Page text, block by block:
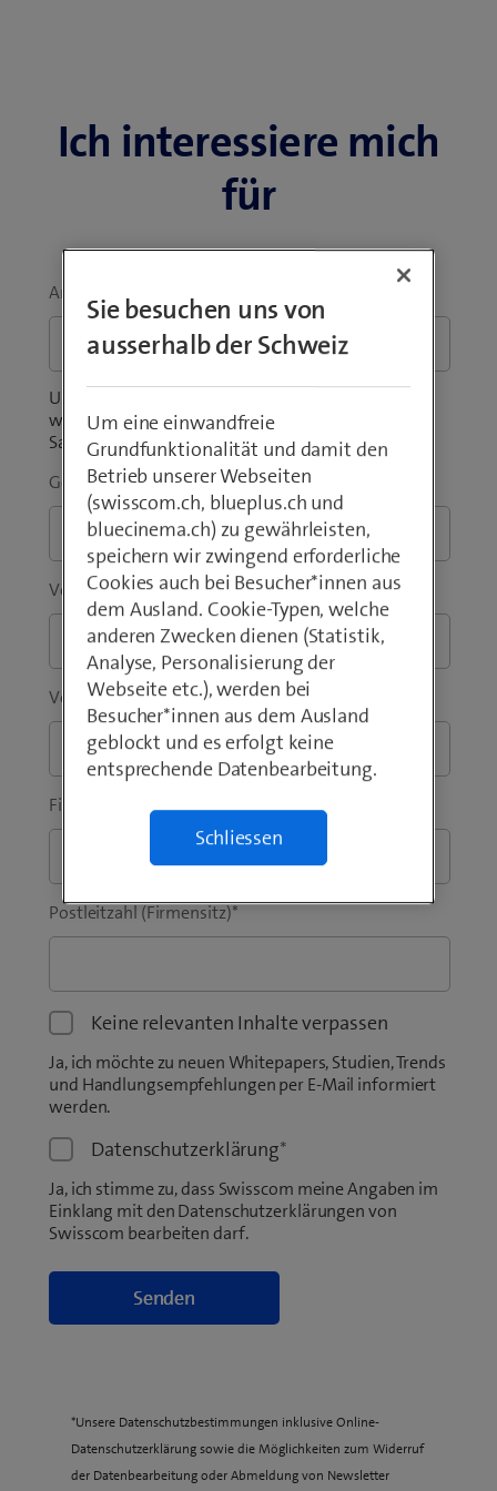
Ich interessiere mich
für
Anliegen
Unsicher über den Produktumfang? Sie fragen sich,
wie viel das Angebot für Ihr Unternehmen kostet?
Sagen Sie uns, was Sie bewegt.
Geschäftliche E-Mail-Adresse*
Vorwahl* Telefon
Vorname* Nachname
Firma / Institution*
Postleitzahl (Firmensitz)*
Keine relevanten Inhalte verpassen
Ja, ich möchte zu neuen Whitepapers, Studien, Trends
und Handlungsempfehlungen per E-Mail informiert
werden.
Datenschutzerklärung*
Ja, ich stimme zu, dass Swisscom meine Angaben im
Einklang mit den Datenschutzerklärungen von
Swisscom bearbeiten darf.
*Unsere Datenschutzbestimmungen inklusive Online-
Datenschutzerklärung sowie die Möglichkeiten zum Widerruf
der Datenbearbeitung oder Abmeldung von Newsletter
Sie besuchen uns von
ausserhalb der Schweiz
Um eine einwandfreie
Grundfunktionalität und damit den
Betrieb unserer Webseiten
(swisscom.ch, blueplus.ch und
bluecinema.ch) zu gewährleisten,
speichern wir zwingend erforderliche
Cookies auch bei Besucher*innen aus
dem Ausland. Cookie-Typen, welche
anderen Zwecken dienen (Statistik,
Analyse, Personalisierung der
Webseite etc.), werden bei
Besucher*innen aus dem Ausland
geblockt und es erfolgt keine
entsprechende Datenbearbeitung.
Schliessen